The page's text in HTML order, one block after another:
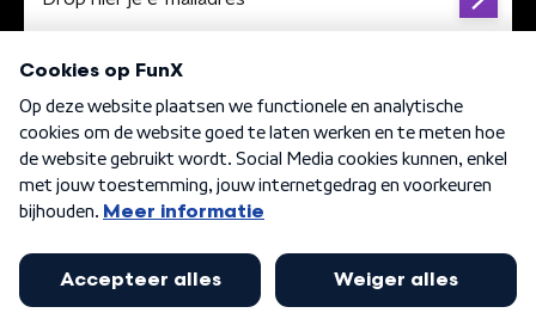
Algemene voorwaarden Privacybeleid